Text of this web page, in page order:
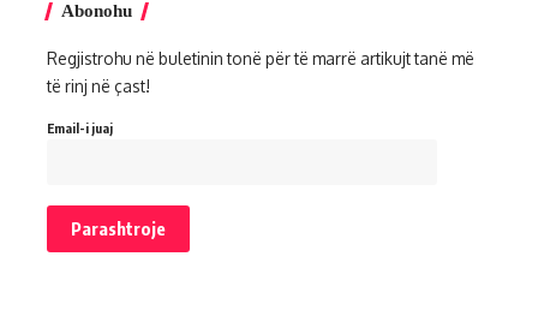
Abonohu
Regjistrohu në buletinin tonë për të marrë artikujt tanë më
të rinj në çast!
Email-i juaj